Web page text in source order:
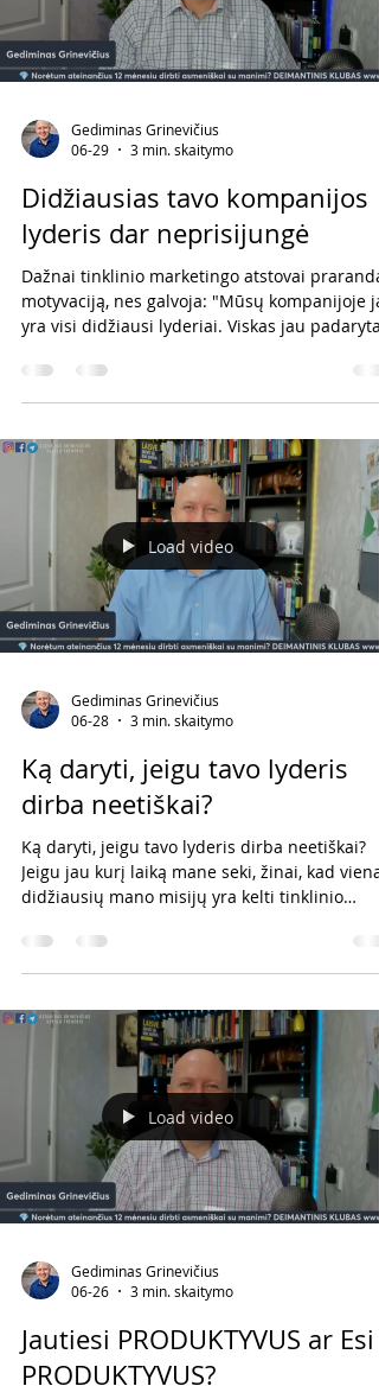
Gediminas Grinevičius
06-29
3 min. skaitymo
Didžiausias tavo kompanijos
lyderis dar neprisijungė
Dažnai tinklinio marketingo atstovai praranda
motyvaciją, nes galvoja: "Mūsų kompanijoje
yra visi didžiausi lyderiai. Viskas jau padaryta.
vieną labai svarbią mintį: Didžiausias tavo
kompanijos lyderis dar neprisijungė. Ir labai
tavo komandą. Istorija, kuri pakeičia požiūrį
Neseniai girdėjau labai įdomią istoriją. Vienas
žmogus kreipėsi į garsų tinklinio marketingo
trenerį norėdama
Load video
Gediminas Grinevičius
06-28
3 min. skaitymo
Ką daryti, jeigu tavo lyderis
dirba neetiškai?
Ką daryti, jeigu tavo lyderis dirba neetiškai?
Jeigu jau kurį laiką mane seki, žinai, kad viena
didžiausių mano misijų yra kelti tinklinio
kurti šį verslą etiškai, sąžiningai, profesionaliai
ir draugiškai. Deja, ne paslaptis, kad tinklinis
kurie dirbo neetiškai. Būtent dėl jų daugelis
žmonių iki šiol į šią industriją žiūri nepatikliai.
Todėl mūsų kartos užduotis yra tai pakeisti.
Load video
Gediminas Grinevičius
06-26
3 min. skaitymo
Jautiesi PRODUKTYVUS ar Esi
PRODUKTYVUS?